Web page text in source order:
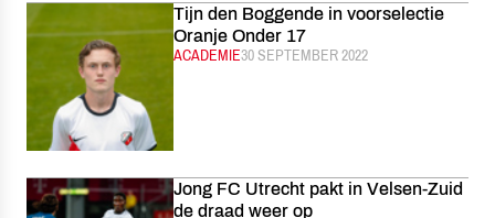
Tijn den Boggende in voorselectie
Oranje Onder 17
CATEGORIE:
ACADEMIEGEPUBLICEERD:
30 SEPTEMBER 2022
Jong FC Utrecht pakt in Velsen-Zuid
de draad weer op